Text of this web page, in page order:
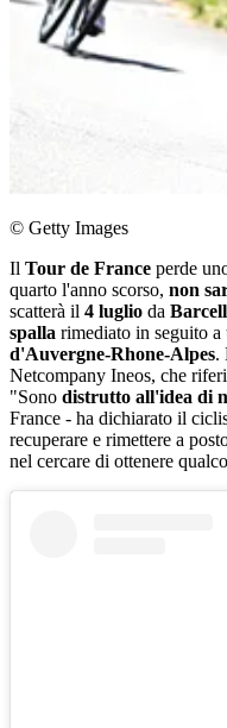
© Getty Images
Il Tour de France perde
quarto l'anno scorso, non
scatterà il 4 luglio da
spalla rimediato in seguito a
d'Auvergne-Rhone-Alpes.
Netcompany Ineos, che
"Sono distrutto all'idea di
France - ha dichiarato il
recuperare e rimettere a
nel cercare di ottenere